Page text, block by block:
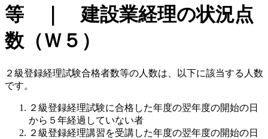
等 ｜ 建設業経理の状況点
数（Ｗ５）
２級登録経理試験合格者数等の人数は、以下に該当する人数
です。
２級登録経理試験に合格した年度の翌年度の開始の日
から５年経過していない者
２級登録経理講習を受講した年度の翌年度の開始の日